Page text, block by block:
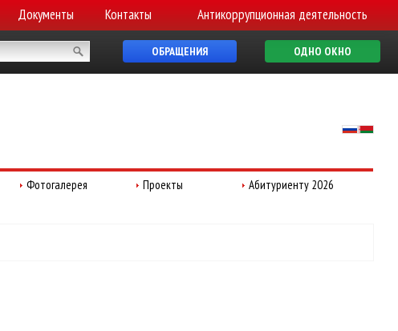
Документы Контакты Антикоррупционная деятельность
ОБРАЩЕНИЯ ОДНО ОКНО
Фотогалерея Проекты Абитуриенту 2026